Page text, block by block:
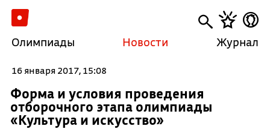
Олимпиады Новости Журнал
16 января 2017, 15:08
Форма и условия проведения
отборочного этапа олимпиады
«Культура и искусство»